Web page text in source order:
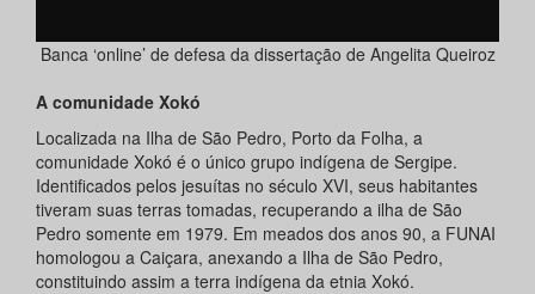
Banca ‘online’ de defesa da dissertação de Angelita Queiroz
A comunidade Xokó
Localizada na Ilha de São Pedro, Porto da Folha, a
comunidade Xokó é o único grupo indígena de Sergipe.
Identificados pelos jesuítas no século XVI, seus habitantes
tiveram suas terras tomadas, recuperando a ilha de São
Pedro somente em 1979. Em meados dos anos 90, a FUNAI
homologou a Caiçara, anexando a Ilha de São Pedro,
constituindo assim a terra indígena da etnia Xokó.